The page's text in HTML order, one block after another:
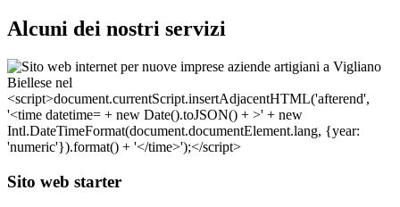
Alcuni dei nostri servizi
Sito web starter